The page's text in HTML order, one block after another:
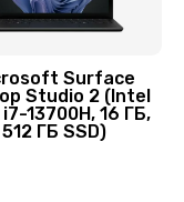
Surface
Studio 2 (Intel
13700H, 16 ГБ,
512 ГБ SSD)